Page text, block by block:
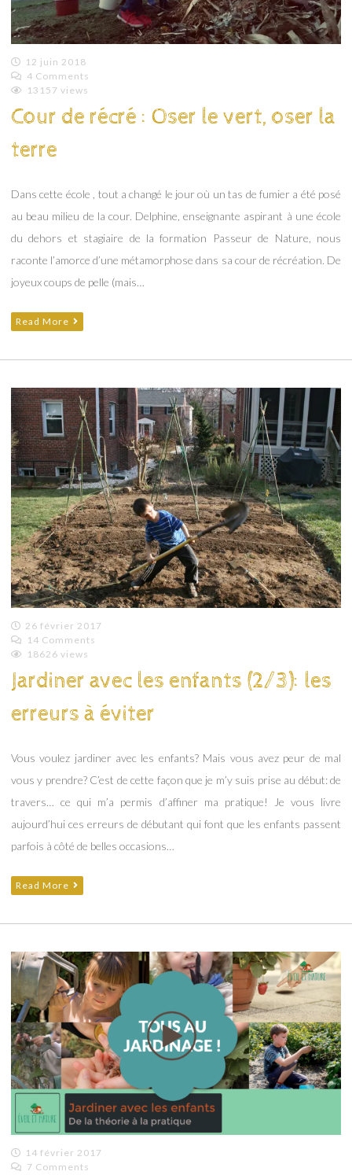
12 juin 2018
Emilie
4 Comments
13157 views
Cour de récré : Oser le vert, oser la
terre
Dans cette école , tout a changé le jour où un tas de fumier a été posé
au beau milieu de la cour. Delphine, enseignante aspirant à une école
du dehors et stagiaire de la formation Passeur de Nature, nous
raconte l’amorce d’une métamorphose dans sa cour de récréation. De
joyeux coups de pelle (mais…
Read More
26 février 2017
Valentine
14 Comments
18626 views
Jardiner avec les enfants (2/3): les
erreurs à éviter
Vous voulez jardiner avec les enfants? Mais vous avez peur de mal
vous y prendre? C’est de cette façon que je m’y suis prise au début: de
travers… ce qui m’a permis d’affiner ma pratique! Je vous livre
aujourd’hui ces erreurs de débutant qui font que les enfants passent
parfois à côté de belles occasions…
Read More
14 février 2017
7 Comments